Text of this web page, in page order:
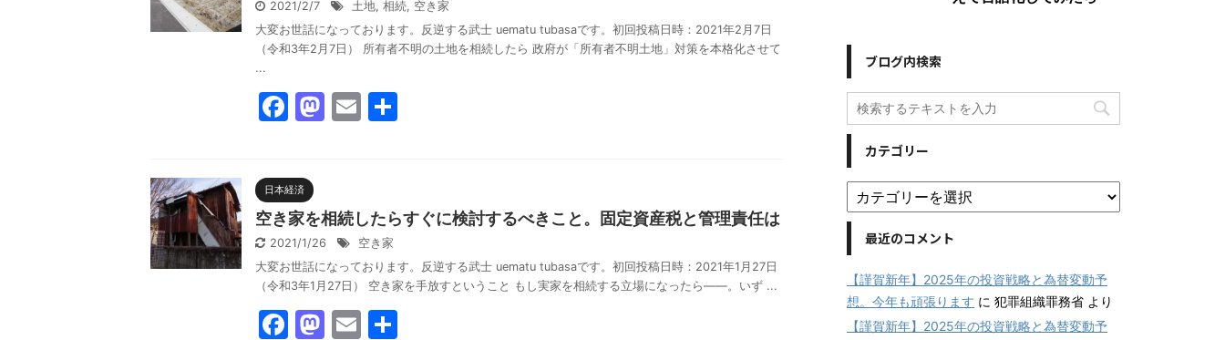
o
o
o
n
2021/2/7 土地, 相続, 空き家
大変お世話になっております。反逆する武士 uematu tubasaです。初回投稿日時：2021年2月7日
（令和3年2月7日） 所有者不明の土地を相続したら 政府が「所有者不明土地」対策を本格化させて
...
F
e
b
o
o
k
M
d
o
n
E
日本経済
空き家を相続したらすぐに検討するべきこと。固定資産税と管理責任は
2021/1/26
空き家
大変お世話になっております。反逆する武士 uematu tubasaです。初回投稿日時：2021年1月27日
（令和3年1月27日） 空き家を手放すということ もし実家を相続する立場になったら――。いず ...
F
M E
ブログ内検索
カテゴリー
最近のコメント
【謹賀新年】2025年の投資戦略と為替変動予
想。今年も頑張ります に 犯罪組織罪務省 より
【謹賀新年】2025年の投資戦略と為替変動予